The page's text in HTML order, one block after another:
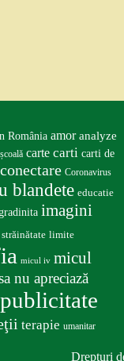
România amor analyze
carte carti carti de
conectare Coronavirus
blandete educatie
imagini
limite
micul iv micul
nu apreciază
publicitate
terapie umanitar
Drepturi